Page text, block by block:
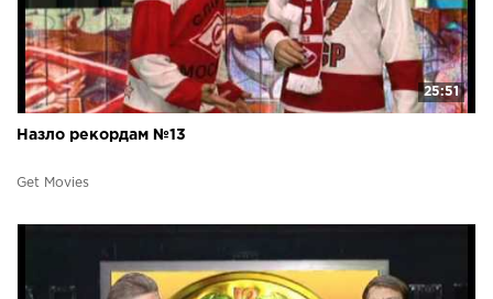
25:51
Назло рекордам №13
Get Movies